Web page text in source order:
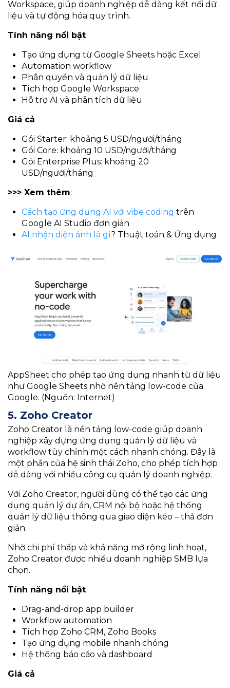
Workspace, giúp doanh nghiệp dễ dàng kết nối dữ
liệu và tự động hóa quy trình.
Tính năng nổi bật
Tạo ứng dụng từ Google Sheets hoặc Excel
Automation workflow
Phân quyền và quản lý dữ liệu
Tích hợp Google Workspace
Hỗ trợ AI và phân tích dữ liệu
Giá cả
Gói Starter: khoảng 5 USD/người/tháng
Gói Core: khoảng 10 USD/người/tháng
Gói Enterprise Plus: khoảng 20
USD/người/tháng
>>> Xem thêm:
Cách tạo ứng dụng AI với vibe coding trên
Google AI Studio đơn giản
AI nhận diện ảnh là gì? Thuật toán & Ứng dụng
AppSheet cho phép tạo ứng dụng nhanh từ dữ liệu
như Google Sheets nhờ nền tảng low-code của
Google. (Nguồn: Internet)
5. Zoho Creator
Zoho Creator là nền tảng low-code giúp doanh
nghiệp xây dựng ứng dụng quản lý dữ liệu và
workflow tùy chỉnh một cách nhanh chóng. Đây là
một phần của hệ sinh thái Zoho, cho phép tích hợp
dễ dàng với nhiều công cụ quản lý doanh nghiệp.
Với Zoho Creator, người dùng có thể tạo các ứng
dụng quản lý dự án, CRM nội bộ hoặc hệ thống
quản lý dữ liệu thông qua giao diện kéo – thả đơn
giản.
Nhờ chi phí thấp và khả năng mở rộng linh hoạt,
Zoho Creator được nhiều doanh nghiệp SMB lựa
chọn.
Tính năng nổi bật
Drag-and-drop app builder
Workflow automation
Tích hợp Zoho CRM, Zoho Books
Tạo ứng dụng mobile nhanh chóng
Hệ thống báo cáo và dashboard
Giá cả